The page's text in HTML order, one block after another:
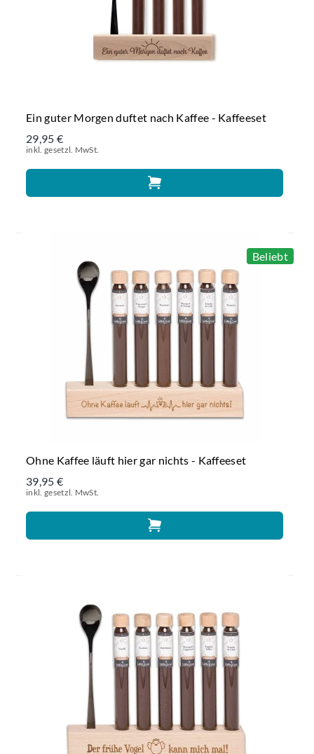
Ein guter Morgen duftet nach Kaffee - Kaffeeset
29,95 €
inkl. gesetzl. MwSt.
Beliebt
Ohne Kaffee läuft hier gar nichts - Kaffeeset
39,95 €
inkl. gesetzl. MwSt.